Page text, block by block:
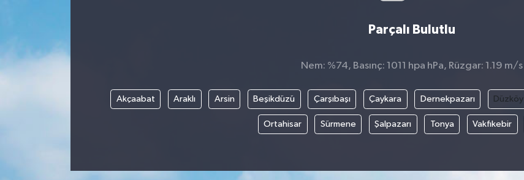
Parçalı Bulutlu
Nem: %74, Basınç: 1011 hpa hPa, Rüzgar: 1.19 m/s
Akçaabat Araklı Arsin Beşikdüzü Çarşıbaşı Çaykara Dernekpazarı Düzköy
Ortahisar Sürmene Şalpazarı Tonya Vakfıkebir